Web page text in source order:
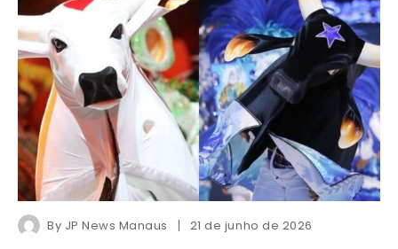
By JP News Manaus 21 de junho de 2026